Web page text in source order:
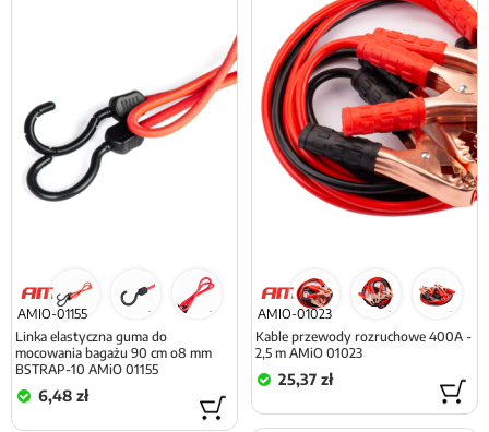
AMIO-01155
Linka elastyczna guma do
mocowania bagażu 90 cm o8 mm
BSTRAP-10 AMiO 01155
6,48 zł
AMIO-01023
Kable przewody rozruchowe 400A -
2,5 m AMiO 01023
25,37 zł